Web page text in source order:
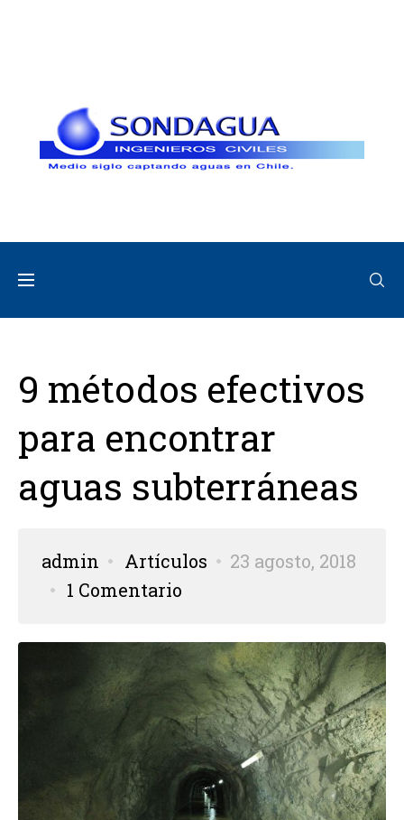
9 métodos efectivos
para encontrar
aguas subterráneas
admin Artículos
23 agosto, 2018
1 Comentario